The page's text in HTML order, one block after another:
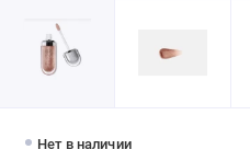
Нет в наличии